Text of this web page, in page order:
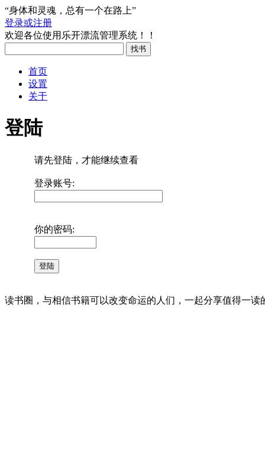
“身体和灵魂，总有一个在路上”
登录或注册
欢迎各位使用乐开漂流管理系统！！
首页
设置
关于
登陆
请先登陆，才能继续查看
登录账号:
你的密码:
读书圈，与相信书籍可以改变命运的人们，一起分享值得一读